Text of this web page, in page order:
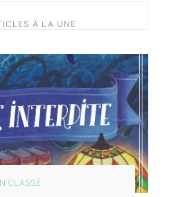
À LA UNE
CLASSÉ